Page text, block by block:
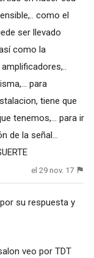
como el
ser llevado
como la
para
tiene que
tenemos,... para ir
de la señal...
el 29 nov. 17
su respuesta y
veo por TDT